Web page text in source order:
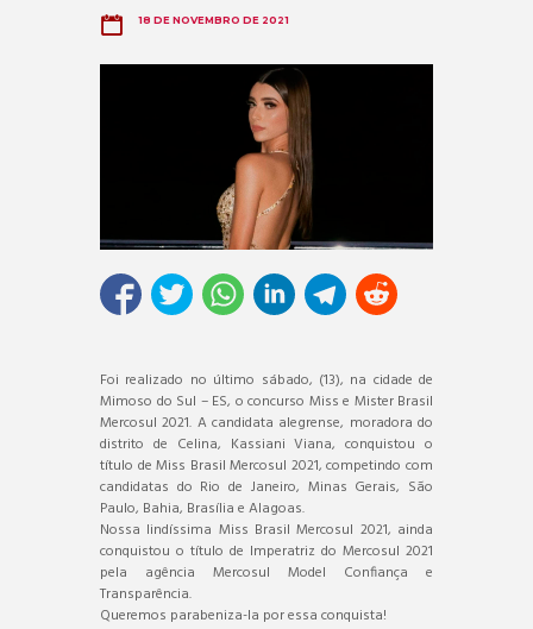
18 DE NOVEMBRO DE 2021
Foi realizado no último sábado, (13), na cidade de
Mimoso do Sul – ES, o concurso Miss e Mister Brasil
Mercosul 2021. A candidata alegrense, moradora do
distrito de Celina, Kassiani Viana, conquistou o
título de Miss Brasil Mercosul 2021, competindo com
candidatas do Rio de Janeiro, Minas Gerais, São
Paulo, Bahia, Brasília e Alagoas.
Nossa lindíssima Miss Brasil Mercosul 2021, ainda
conquistou o título de Imperatriz do Mercosul 2021
pela agência Mercosul Model Confiança e
Transparência.
Queremos parabeniza-la por essa conquista!